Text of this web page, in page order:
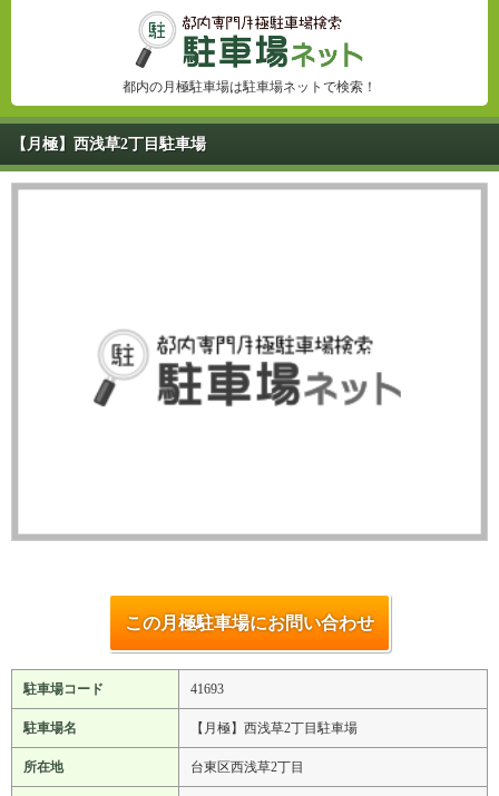
都内の月極駐車場は駐車場ネットで検索！
【月極】西浅草2丁目駐車場
この月極駐車場にお問い合わせ
駐車場コード 41693
駐車場名 【月極】西浅草2丁目駐車場
所在地 台東区西浅草2丁目